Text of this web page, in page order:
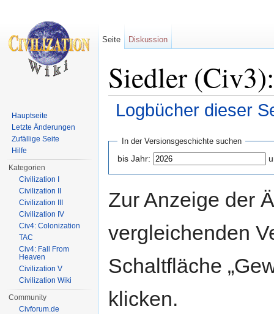
Siedler
Logbücher dieser
In der Versionsgeschichte suchen
bis Jahr:
Zur Anzeige der
vergleichenden
Schaltfläche
klicken.
Seite Diskussion
Hauptseite
Letzte Änderungen
Zufällige Seite
Hilfe
Kategorien
Civilization I
Civilization II
Civilization III
Civilization IV
Civ4: Colonization
TAC
Civ4: Fall From
Heaven
Civilization V
Civilization Wiki
Community
Civforum.de